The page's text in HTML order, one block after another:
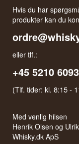
Hvis du har
produkter kan du
eller tlf.:
+45 5210 6093
(Tlf. tider: kl. 8:15 -
Med venlig hilsen
Henrik Olsen og
Whisky.dk ApS